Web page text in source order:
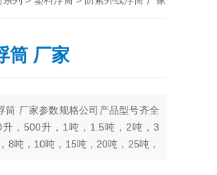
筒 厂家
筒 厂家参数规格公司产品型号齐全
，500升，1吨，1.5吨，2吨，3
8吨，10吨，15吨，20吨，25吨，